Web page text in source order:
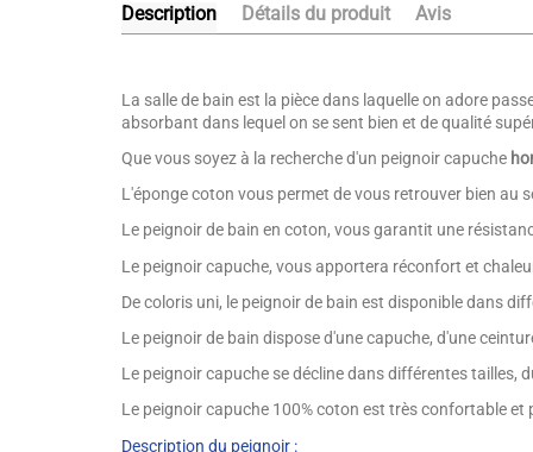
Description Détails du produit Avis
La salle de bain est la pièce dans laquelle on adore
absorbant dans lequel on se sent bien et de qualité
Que vous soyez à la recherche d'un peignoir capuche
L'éponge coton vous permet de vous retrouver bien au
Le peignoir de bain en coton, vous garantit une
Le peignoir capuche, vous apportera réconfort et
De coloris uni, le peignoir de bain est disponible dans
Le peignoir de bain dispose d'une capuche, d'une
Le peignoir capuche se décline dans différentes tailles,
Le peignoir capuche 100% coton est très confortable
Description du peignoir :